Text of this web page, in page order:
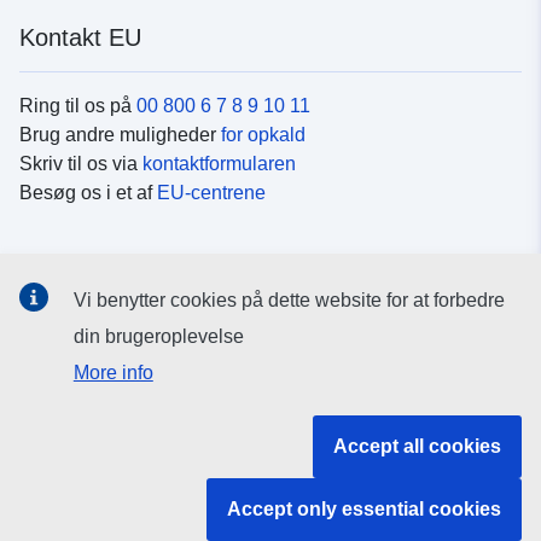
plantebeskyttelsesmidler.
Kontakt EU
Ring til os på 00 800 6 7 8 9 10 11
Brug andre muligheder for opkald
Skriv til os via kontaktformularen
Besøg os i et af EU-centrene
Søg efter EU's sider påsociale medier
EU-institutioner og -organer
Vi benytter cookies på dette website for at forbedre
din brugeroplevelse
More info
Accept all cookies
Accept only essential cookies